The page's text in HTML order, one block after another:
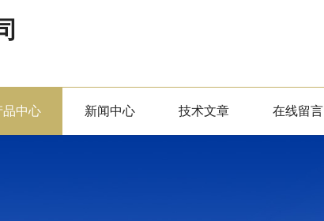
品中心 新闻中心 技术文章 在线留言